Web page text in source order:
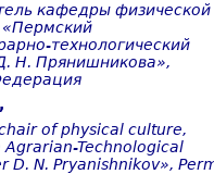
кафедры физической
технологический
Н. Прянишникова»,
,
of physical culture,
Agrarian-Technological
D. N. Pryanishnikov»,